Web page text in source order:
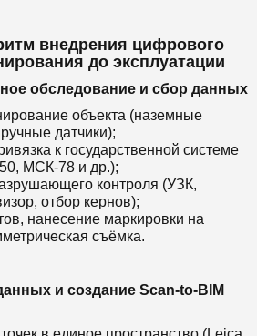
внедрения цифрового
до эксплуатации
обследование и сбор данных
объекта (наземные
датчики);
к государственной системе
МСК-78 и др.);
контроля (УЗК,
отбор кернов);
нанесение маркировки на
съёмка.
и создание Scan-to-BIM